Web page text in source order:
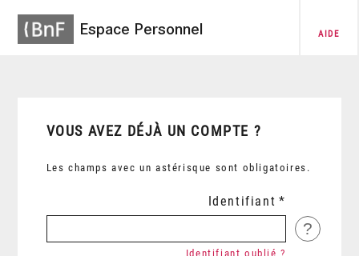
Espace Personnel AIDE
VOUS AVEZ DÉJÀ UN COMPTE ?
Les champs avec un astérisque sont obligatoires.
Identifiant
?
Identifiant oublié ?